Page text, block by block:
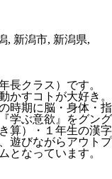
, 新潟市, 新潟県,
長クラス）です。
かすコトが大好き。
時期に脳・身体・指
学ぶ意欲』をグング
算）・１年生の漢字
遊びながらアウトプ
となっています。